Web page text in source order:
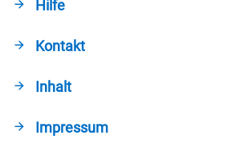
Hilfe
Kontakt
Inhalt
Impressum